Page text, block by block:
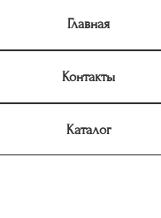
Главная
Контакты
Каталог